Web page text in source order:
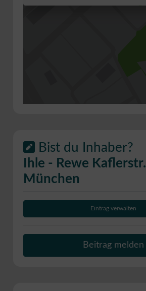
Bist du Inhaber?
Ihle - Rewe Kaflerstr.
München
Eintrag verwalten
Beitrag melden